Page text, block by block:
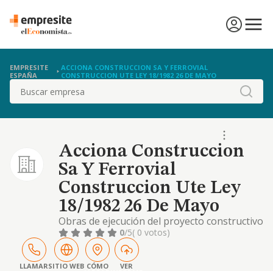
EMPRESITE
ESPAÑA
ACCIONA CONSTRUCCION SA Y FERROVIAL
CONSTRUCCION UTE LEY 18/1982 26 DE MAYO
Buscar
Acciona Construccion
Sa Y Ferrovial
Construccion Ute Ley
18/1982 26 De Mayo
Obras de ejecución del proyecto constructivo
de base de mantenimiento y edificio de
servicios itinerantes de circulación en el
centro logístico de murcia mercancías
0/5( 0 votos)
LLAMARSITIO WEB CÓMO
VER